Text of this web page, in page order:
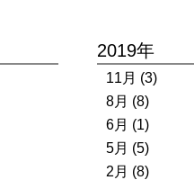
2019年
11月 (3)
8月 (8)
6月 (1)
5月 (5)
2月 (8)